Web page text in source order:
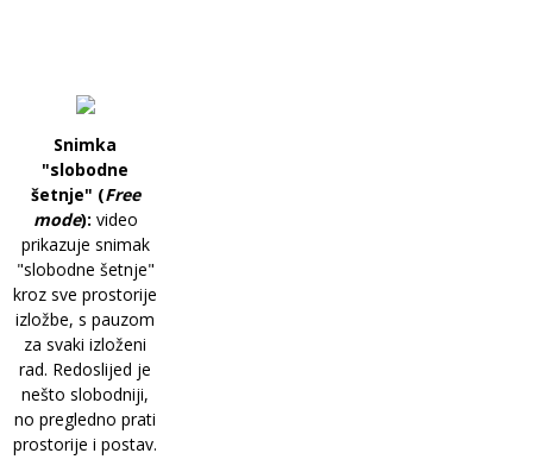
Snimka
"slobodne
šetnje" (Free
mode): video
prikazuje snimak
"slobodne šetnje"
kroz sve prostorije
izložbe, s pauzom
za svaki izloženi
rad. Redoslijed je
nešto slobodniji,
no pregledno prati
prostorije i postav.